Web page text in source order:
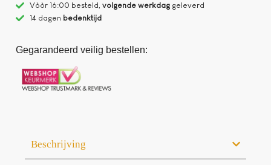
Vòòr 16:00 besteld, volgende werkdaggeleverd
14 dagen bedenktijd
Gegarandeerd veilig bestellen:
Beschrijving